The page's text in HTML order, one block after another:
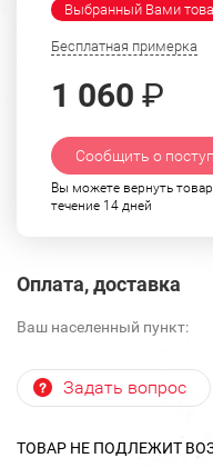
Выбранный Вами
Бесплатная примерка
1 060 ₽
Сообщить о
Вы можете вернуть
течение 14 дней
Оплата, доставка
Ваш населенный пункт:
Задать вопрос
ТОВАР НЕ ПОДЛЕЖИТ